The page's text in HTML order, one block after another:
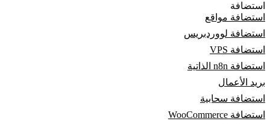
استضافة
استضافة مواقع
استضافة لووردبريس
استضافة VPS
استضافة n8n الذاتية
بريد الأعمال
استضافة سحابية
استضافة WooCommerce